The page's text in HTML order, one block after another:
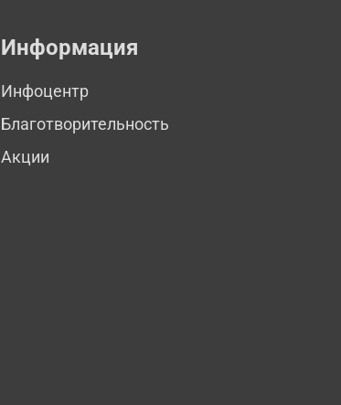
Информация
Инфоцентр
Благотворительность
Акции